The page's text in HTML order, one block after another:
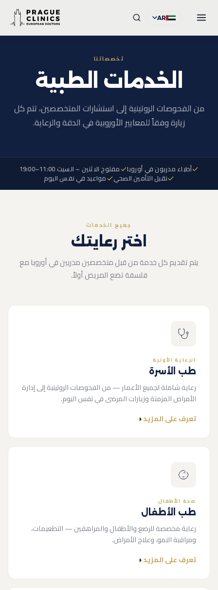
AR
تخصصاتنا
الخدمات الطبية
من الفحوصات الروتينية إلى استشارات المتخصصين، تتم كل
زيارة وفقاً للمعايير الأوروبية في الدقة والرعاية.
أطباء مدربون في أوروبا مفتوح الاثنين – السبت 11:00–19:00
نقبل التأمين الصحي مواعيد في نفس اليوم
جميع الخدمات
اختر رعايتك
يتم تقديم كل خدمة من قبل متخصصين مدربين في أوروبا مع
فلسفة تضع المريض أولاً.
الرعاية الأولية
طب الأسرة
رعاية شاملة لجميع الأعمار — من الفحوصات الروتينية إلى إدارة
الأمراض المزمنة وزيارات المرضى في نفس اليوم.
تعرف على المزيد
صحة الأطفال
طب الأطفال
رعاية مخصصة للرضع والأطفال والمراهقين — التطعيمات،
ومراقبة النمو، وعلاج الأمراض.
تعرف على المزيد